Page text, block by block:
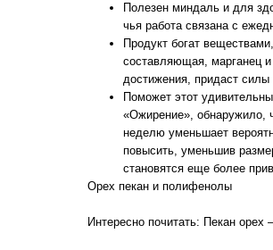
Полезен миндаль и для
чья работа связана с
Продукт богат
составляющая, марганец
достижения, придаст
Поможет этот
«Ожирение», обнаружило,
неделю уменьшает
повысить, уменьшив
становятся еще более
Орех пекан и полифенолы
Интересно почитать: Пекан орех